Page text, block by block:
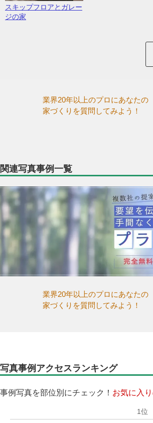
スキップフロアとガレー
ジの家
業界20年以上のプロにあなたの
家づくりを質問してみよう！
関連写真事例一覧
業界20年以上のプロにあなたの
家づくりを質問してみよう！
写真事例アクセスランキング
事例写真を部位別にチェック！ お気に入